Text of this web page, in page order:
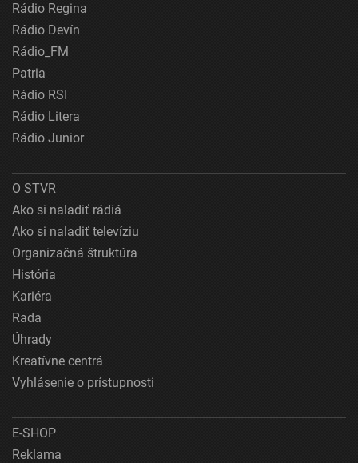
Rádio Regina
Rádio Devín
Rádio_FM
Patria
Rádio RSI
Rádio Litera
Rádio Junior
O STVR
Ako si naladiť rádiá
Ako si naladiť televíziu
Organizačná štruktúra
História
Kariéra
Rada
Úhrady
Kreatívne centrá
Vyhlásenie o prístupnosti
E-SHOP
Reklama